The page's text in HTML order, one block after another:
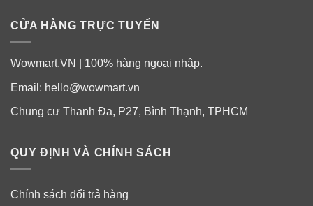
CỬA HÀNG TRỰC TUYẾN
Wowmart.VN | 100% hàng ngoại nhập.
Email: hello@wowmart.vn
Chung cư Thanh Đa, P27, Bình Thạnh, TPHCM
QUY ĐỊNH VÀ CHÍNH SÁCH
Chính sách đổi trả hàng